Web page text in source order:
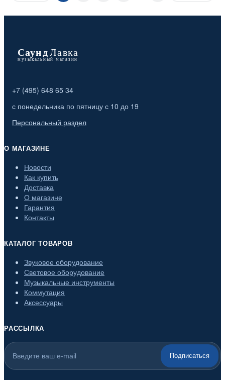
+7 (495) 648 65 34
с понедельника по пятницу с 10 до 19
Персональный раздел
О МАГАЗИНЕ
Новости
Как купить
Доставка
О магазине
Гарантия
Контакты
КАТАЛОГ ТОВАРОВ
Звуковое оборудование
Световое оборудование
Музыкальные инструменты
Коммутация
Аксессуары
РАССЫЛКА
Подписаться